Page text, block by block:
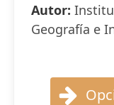
Autor:
Geografía e